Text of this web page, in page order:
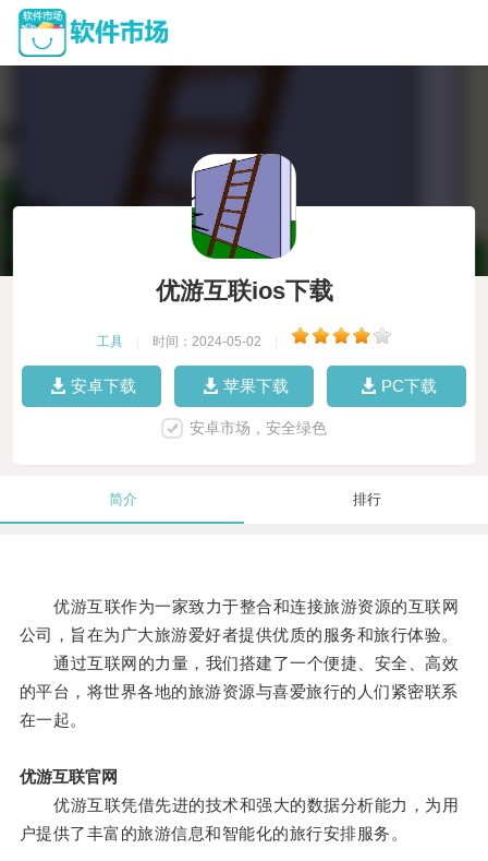
优游互联ios下载
工具 时间：2024-05-02
安卓下载 苹果下载 PC下载
安卓市场，安全绿色
简介 排行
优游互联作为一家致力于整合和连接旅游资源的互联网
公司，旨在为广大旅游爱好者提供优质的服务和旅行体验。
通过互联网的力量，我们搭建了一个便捷、安全、高效
的平台，将世界各地的旅游资源与喜爱旅行的人们紧密联系
在一起。
优游互联官网
优游互联凭借先进的技术和强大的数据分析能力，为用
户提供了丰富的旅游信息和智能化的旅行安排服务。